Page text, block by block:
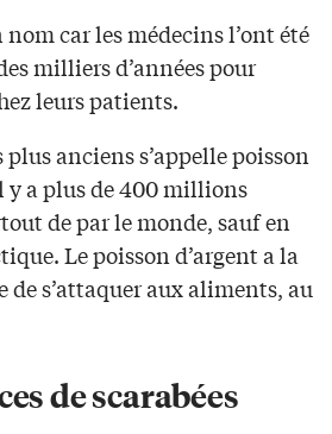
car les médecins l’ont été
milliers d’années pour
leurs patients.
plus anciens s’appelle poisson
y a plus de 400 millions
de par le monde, sauf en
Le poisson d’argent a la
s’attaquer aux aliments, au
de scarabées